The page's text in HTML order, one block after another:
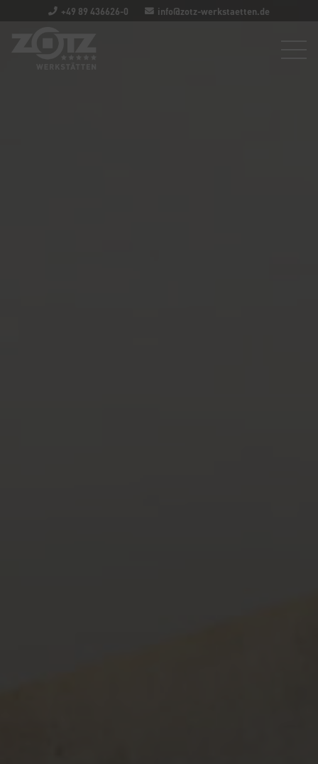
+49 89 436626-0 info@zotz-werkstaetten.de